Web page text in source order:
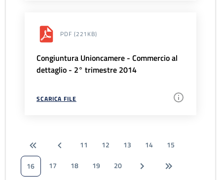
PDF (221KB)
Congiuntura Unioncamere - Commercio al
dettaglio - 2° trimestre 2014
SCARICA FILE
11 12 13 14
15
16
17 18 19 20